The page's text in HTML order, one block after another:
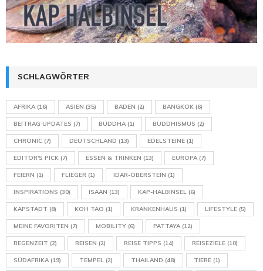
SCHLAGWÖRTER
AFRIKA(16) ASIEN (35) BADEN (2) BANGKOK (6)
BEITRAG UPDATES (7) BUDDHA(1) BUDDHISMUS (2)
CHRONIC (7) DEUTSCHLAND (13) EDELSTEINE (1)
EDITOR'S PICK (7) ESSEN & TRINKEN (13) EUROPA(7)
FEIERN (1) FLIEGER (1) IDAR-OBERSTEIN (1)
INSPIRATIONS (30) ISAAN (13) KAP-HALBINSEL (6)
KAPSTADT (8) KOH TAO (1) KRANKENHAUS (1) LIFESTYLE (5)
MEINE FAVORITEN (7) MOBILITY (6) PATTAYA(12)
REGENZEIT (2) REISEN (2) REISE TIPPS (14) REISEZIELE (10)
SÜDAFRIKA(19) TEMPEL (2) THAILAND (48) TIERE (1)